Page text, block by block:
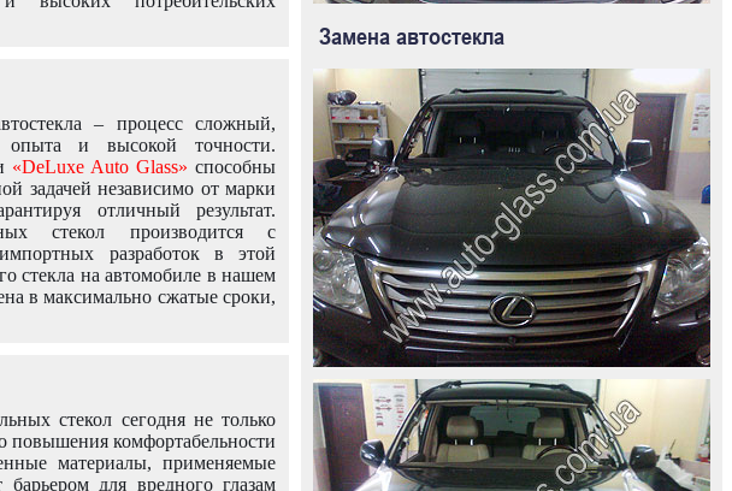
– процесс сложный,
опыта и высокой точности.
«DeLuxe Auto Glass» способны
задачей независимо от марки
отличный результат.
стекол производится с
разработок в этой
стекла на автомобиле в нашем
в максимально сжатые сроки,
стекол сегодня не только
повышения комфортабельности
материалы, применяемые
для вредного глазам
Замена автостекла